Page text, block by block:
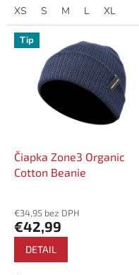
paddleboarde alebo jazdíte na
dráhe,...
XS S M L XL
Tip
Čiapka Zone3 Organic
Cotton Beanie
€34,95 bez DPH
€42,99
DETAIL